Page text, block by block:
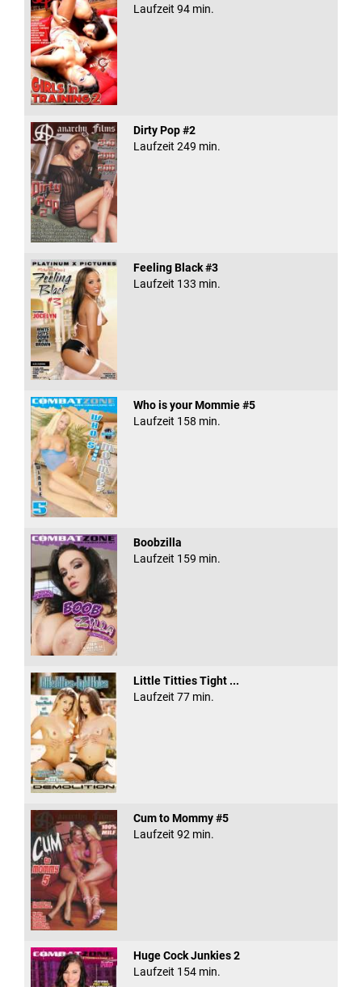
Laufzeit 94 min.
Dirty Pop #2
Laufzeit 249 min.
Feeling Black #3
Laufzeit 133 min.
Who is your Mommie #5
Laufzeit 158 min.
Boobzilla
Laufzeit 159 min.
Little Titties Tight ...
Laufzeit 77 min.
Cum to Mommy #5
Laufzeit 92 min.
Huge Cock Junkies 2
Laufzeit 154 min.